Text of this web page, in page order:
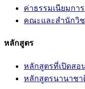
ค่าธรรมเนียมกา
คณะและสำนักวิ
หลักสูตร
หลักสูตรที่เปิดสอ
หลักสูตรนานาชา